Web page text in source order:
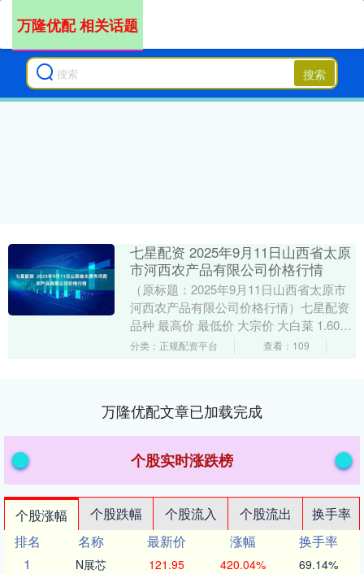
搜索
万隆优配 相关话题
七星配资 2025年9月11日山西省太原
市河西农产品有限公司价格行情
（原标题：2025年9月11日山西省太原市
河西农产品有限公司价格行情）七星配资
品种 最高价 最低价 大宗价 大白菜 1.60
1.60 1.60 甘蓝 2.0....
分类：正规配资平台 查看：109
万隆优配文章已加载完成
个股实时涨跌榜
个股涨幅 个股跌幅 个股流入 个股流出
换手率
排名
名称 最新价 涨幅
换手率
1
N展芯 121.95 420.04% 69.14%